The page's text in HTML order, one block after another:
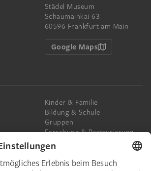
Städel Museum
Schaumainkai 63
60596 Frankfurt am Main
Google Maps
Kinder & Familie
Bildung & Schule
Gruppen
Forschung & Restaurierung
Presse